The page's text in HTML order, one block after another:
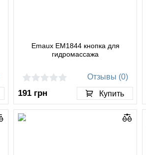
Emaux EM1844 кнопка для
гидромассажа
Отзывы (0)
191 грн Купить